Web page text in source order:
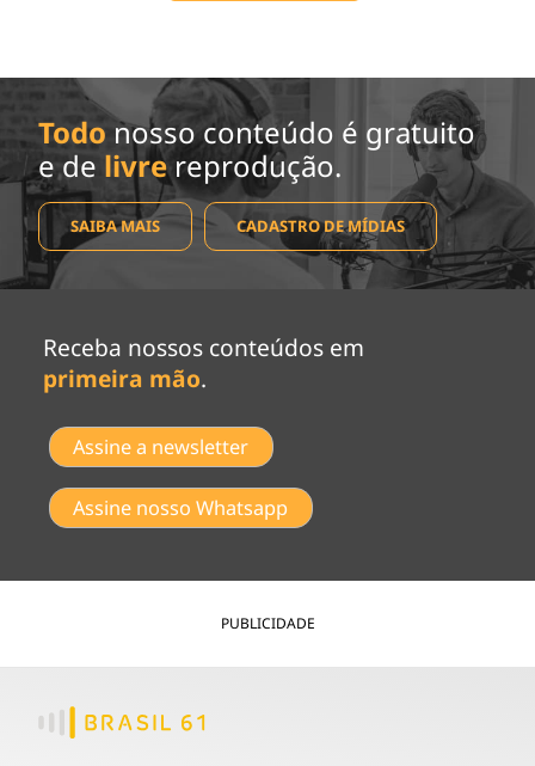
Todo nosso conteúdo é gratuito
e de livrereprodução.
SAIBA MAIS CADASTRO DE MÍDIAS
Receba nossos conteúdos em
primeira mão.
Assine a newsletter
Assine nosso Whatsapp
PUBLICIDADE